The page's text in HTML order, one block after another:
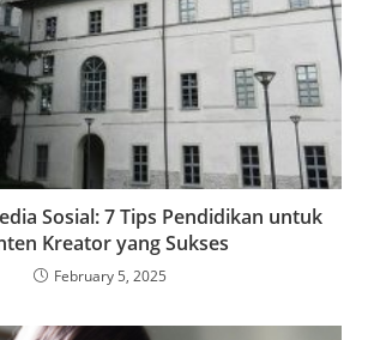
Sosial: 7 Tips Pendidikan untuk
Kreator yang Sukses
February 5, 2025